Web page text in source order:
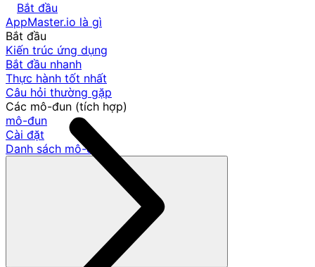
Bắt đầu
AppMaster.io là gì
Bắt đầu
Kiến trúc ứng dụng
Bắt đầu nhanh
Thực hành tốt nhất
Câu hỏi thường gặp
Các mô-đun (tích hợp)
mô-đun
Cài đặt
Danh sách mô-đun